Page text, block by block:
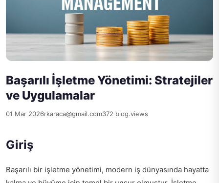
Başarılı İşletme Yönetimi: Stratejiler
ve Uygulamalar
01 Mar 2026rkaraca@gmail.com372 blog.views
Giriş
Başarılı bir işletme yönetimi, modern iş dünyasında hayatta